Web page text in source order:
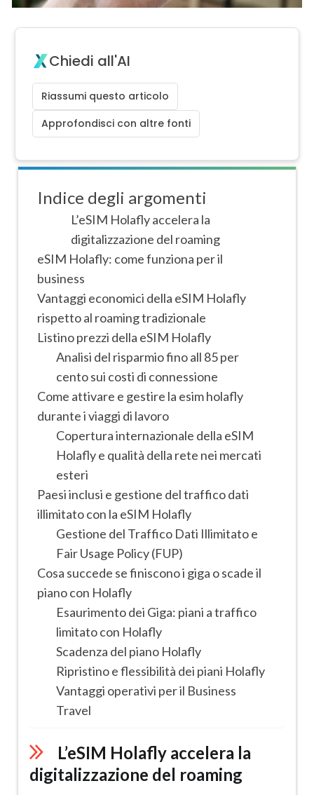
Chiedi all'AI
Riassumi questo articolo
Approfondisci con altre fonti
Indice degli argomenti
L’eSIM Holafly accelera la
digitalizzazione del roaming
eSIM Holafly: come funziona per il
business
Vantaggi economici della eSIM Holafly
rispetto al roaming tradizionale
Listino prezzi della eSIM Holafly
Analisi del risparmio fino all 85 per
cento sui costi di connessione
Come attivare e gestire la esim holafly
durante i viaggi di lavoro
Copertura internazionale della eSIM
Holafly e qualità della rete nei mercati
esteri
Paesi inclusi e gestione del traffico dati
illimitato con la eSIM Holafly
Gestione del Traffico Dati Illimitato e
Fair Usage Policy (FUP)
Cosa succede se finiscono i giga o scade il
piano con Holafly
Esaurimento dei Giga: piani a traffico
limitato con Holafly
Scadenza del piano Holafly
Ripristino e flessibilità dei piani Holafly
Vantaggi operativi per il Business
Travel
L’eSIM Holafly accelera la
digitalizzazione del roaming